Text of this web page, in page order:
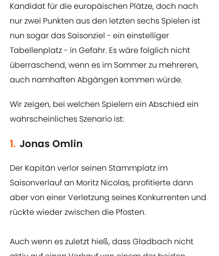
Kandidat für die europäischen Plätze, doch nach
nur zwei Punkten aus den letzten sechs Spielen ist
nun sogar das Saisonziel - ein einstelliger
Tabellenplatz - in Gefahr. Es wäre folglich nicht
überraschend, wenn es im Sommer zu mehreren,
auch namhaften Abgängen kommen würde.
Wir zeigen, bei welchen Spielern ein Abschied ein
wahrscheinliches Szenario ist:
1. Jonas Omlin
Der Kapitän verlor seinen Stammplatz im
Saisonverlauf an Moritz Nicolas, profitierte dann
aber von einer Verletzung seines Konkurrenten und
rückte wieder zwischen die Pfosten.
Auch wenn es zuletzt hieß, dass Gladbach nicht